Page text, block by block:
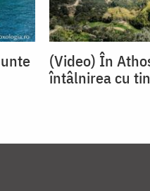
(Video) În
întâlnirea cu